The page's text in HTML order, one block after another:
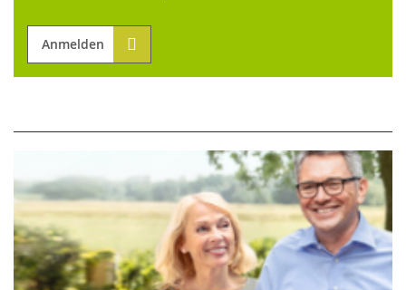
Anmelden